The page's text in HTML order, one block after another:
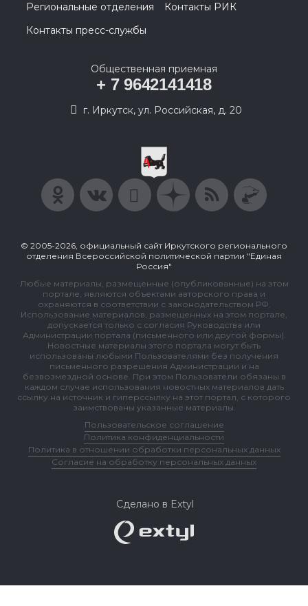
Региональные отделения
Контакты РИК
Контакты пресс-службы
Общественная приемная
+ 7 9642141418
г. Иркутск, ул. Российская, д. 20
© 2005-2026, официальный сайт Иркутского регионального
отделения Всероссийской политической партии "Единая
Россия"
Любые материалы, размещенные (опубликованные) на этом
портале, являются объектами авторского права и
охраняются в соответствии с законодательством РФ.
Использование материалов, размещенных на этом портале,
допускается только с согласия Руководства или
Администрации портала (письменного или другой формы).
Новостные материалы этого портала могут быть
использованы любыми Пользователями без получения
письменного разрешения Администрации и на
безвозмездной основе. При этом Пользователи обязаны в
каждом случае использования новостных материалов дать
ссылку на источник и гиперссылку на этот портал, с которого
заимствованы указанные материалы.
Пользовательское соглашение
Политика конфиденциальности
Политика в отношении обработки персональных данных
Согласие на обработку персональных данных
Сделано в Extyl